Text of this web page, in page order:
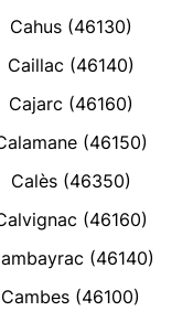
Cahus (46130)
Caillac (46140)
Cajarc (46160)
(46150)
Calès (46350)
(46160)
(46140)
Cambes (46100)